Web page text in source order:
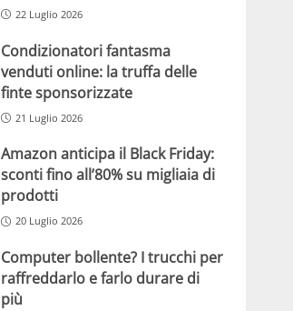
22 Luglio 2026
Condizionatori fantasma
venduti online: la truffa delle
finte sponsorizzate
21 Luglio 2026
Amazon anticipa il Black Friday:
sconti fino all’80% su migliaia di
prodotti
20 Luglio 2026
Computer bollente? I trucchi per
raffreddarlo e farlo durare di
più